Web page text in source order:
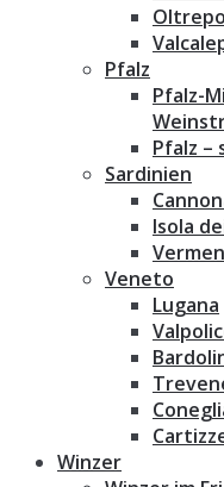
Pfalz
Pfalz-
Pfalz –
Sardinien
Isola
Veneto
Lugana
Winzer